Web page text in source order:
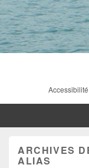
ARCHIVES
ALIAS